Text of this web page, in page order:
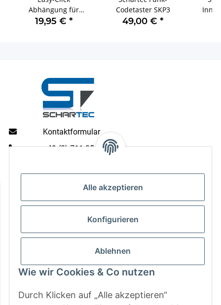
Alle akzeptieren
Konfigurieren
Ablehnen
Wie wir Cookies & Co nutzen
Durch Klicken auf „Alle akzeptieren“
Abhängung für
Schartec
19,95 € *
Codetaster SKP3
49,00 € *
Kontaktformular
+49 (0) 711 35 13 16 00
Fr: 9 - 13 & 14 - 15.00 Uhr
Gesetzliche Informationen